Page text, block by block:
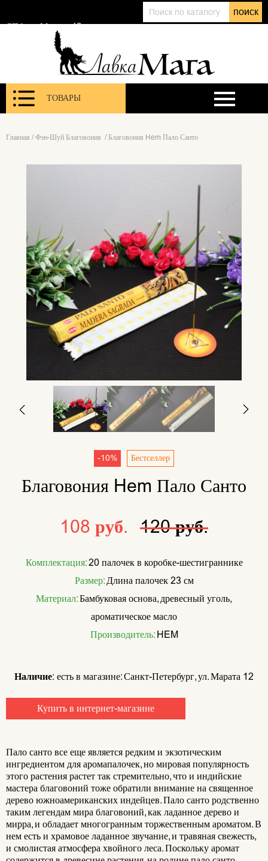
поиск
СПб, ул. Марата 12
ТОВАРЫ
Главная / Фэн-Шуй Благовония / Благовония Hem Пало Санто
-10% Бестселлер
Благовония Hem Пало Санто
108 руб.
120 руб.
Комплектация:20 палочек в коробке-шестиграннике
Размер:Длина палочек 23 см
Материал:Бамбуковая основа, древесный уголь,
ароматическое масло
Производитель:HEM
Наличие: есть в магазине: Санкт-Петербург, ул. Марата 12
Купить в интернет-магазине
Пало санто все еще является редким и экзотическим
ингредиентом для аромапалочек, но мировая популярность
этого растения растет так стремительно, что и индийские
мастера благовоний тоже обратили внимание на священное
дерево южноамериканских индейцев. Пало санто родственно
таким легендам мира благовоний, как ладанное дерево и
мирра, и обладает многогранным торжественным ароматом. В
нем есть и храмовое ладанное звучание, и травяная свежесть,
и смолистая атмосфера хвойного леса. Поскольку аромат